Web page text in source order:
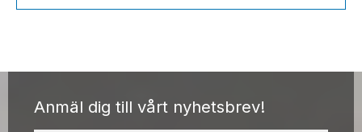
Anmäl dig till vårt nyhetsbrev!